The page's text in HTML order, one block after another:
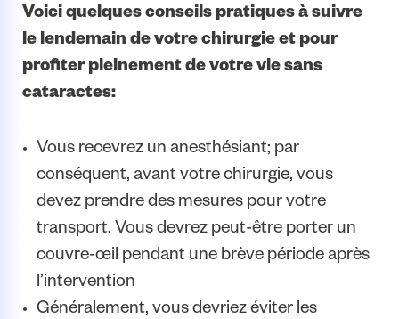
Voici quelques conseils pratiques à suivre
le lendemain de votre chirurgie et pour
profiter pleinement de votre vie sans
cataractes:
Vous recevrez un anesthésiant; par
conséquent, avant votre chirurgie, vous
devez prendre des mesures pour votre
transport. Vous devrez peut-être porter un
couvre-œil pendant une brève période après
l’intervention
Généralement, vous devriez éviter les